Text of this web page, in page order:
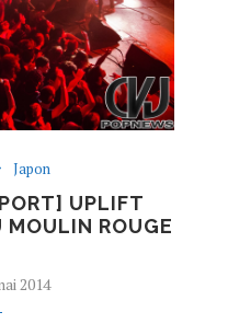
Japon
UPLIFT
MOULIN ROUGE
2014